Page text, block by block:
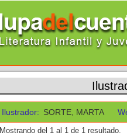
Ilustrador: SORTE, MARTA
Mostrando del 1 al 1 de 1 resultado.